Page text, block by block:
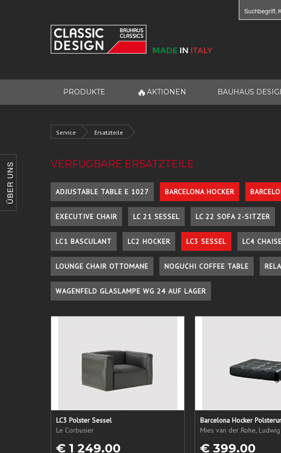
ÜBER UNS
PRODUKTE 🔥 AKTIONEN BAUHAUS
Service Ersatzteile
VERFÜGBARE ERSATZTEILE
ADJUSTABLE TABLE E 1027 BARCELONA HOCKER
EXECUTIVE CHAIR LC 21 SESSEL LC 22 SOFA 2-SITZER
LC1 BASCULANT LC2 HOCKER LC3 SESSEL LC4
LOUNGE CHAIR OTTOMANE NOGUCHI COFFEE TABLE
WAGENFELD GLASLAMPE WG 24 AUF LAGER
LC3 Polster Sessel
Le Corbusier
€ 1 249.00
Barcelona Hocker
Mies van der Rohe, Ludwig
€ 399.00